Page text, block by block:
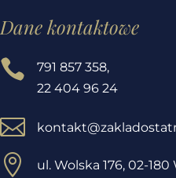
Dane kontaktowe

791 857 358,
22 404 96 24

 ul. Wolska 176, 02-180